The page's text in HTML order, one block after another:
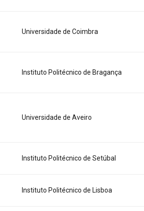
Universidade de Coimbra
Instituto Politécnico de Bragança
Universidade de Aveiro
Instituto Politécnico de Setúbal
Instituto Politécnico de Lisboa